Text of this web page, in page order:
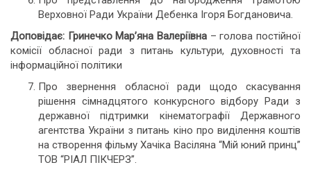
Верховної Ради України Дебенка Ігоря Богдановича.
Доповідає: Гринечко Мар’яна Валеріївна – голова постійної
комісії обласної ради з питань культури, духовності та
інформаційної політики
Про звернення обласної ради щодо скасування
рішення сімнадцятого конкурсного відбору Ради з
державної підтримки кінематографії Державного
агентства України з питань кіно про виділення коштів
на створення фільму Хачіка Васіляна “Мій юний принц”
ТОВ “РІАЛ ПІКЧЕРЗ”.